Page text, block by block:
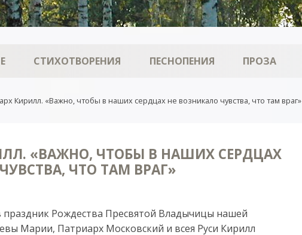
СТИХОТВОРЕНИЯ ПЕСНОПЕНИЯ ПРОЗА
Кирилл. «Важно, чтобы в наших сердцах не возникало чувства, что там враг»
«ВАЖНО, ЧТОБЫ В НАШИХ СЕРДЦАХ
ЧТО ТАМ ВРАГ»
праздник Рождества Пресвятой Владычицы нашей
Марии, Патриарх Московский и всея Руси Кирилл